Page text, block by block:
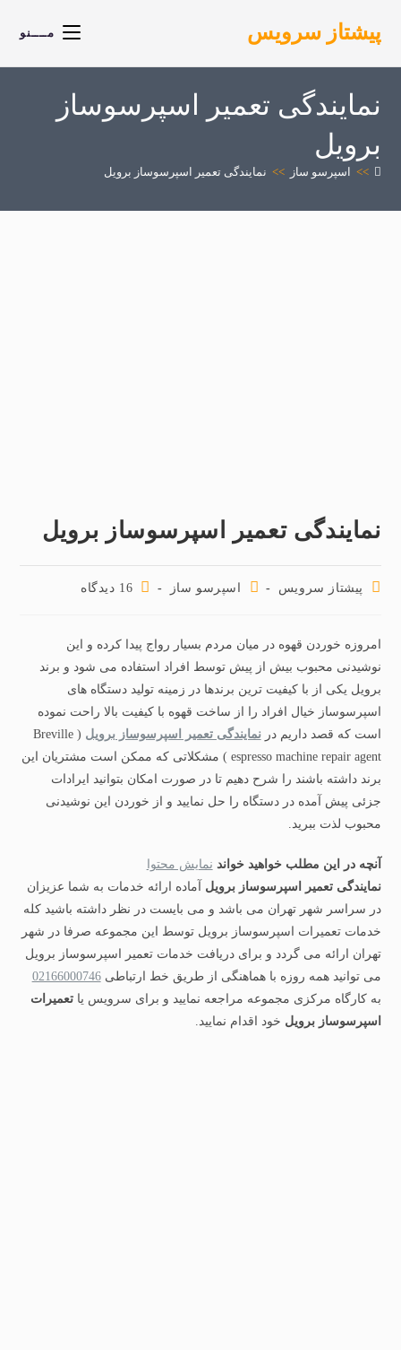
پیشتاز سرویس مــــنو
نمایندگی تعمیر اسپرسوساز
برویل
>> اسپرسو ساز >> نمایندگی تعمیر اسپرسوساز برویل
نمایندگی تعمیر اسپرسوساز برویل
پیشتاز سرویس اسپرسو ساز 16 دیدگاه‌
امروزه خوردن قهوه در میان مردم بسیار رواج پیدا کرده و این
نوشیدنی محبوب بیش از پیش توسط افراد استفاده می شود و برند
برویل یکی از با کیفیت ترین برندها در زمینه تولید دستگاه های
اسپرسوساز خیال افراد را از ساخت قهوه با کیفیت بالا راحت نموده
است که قصد داریم درنمایندگی تعمیر اسپرسوساز برویل
( Breville
espresso machine repair agent ) مشکلاتی که ممکن است مشتریان این
برند داشته باشند را شرح دهیم تا در صورت امکان بتوانید ایرادات
جزئی پیش آمده در دستگاه را حل نمایید و از خوردن این نوشیدنی
محبوب لذت ببرید.
آنچه در این مطلب خواهید خواند نمایش محتوا
نمایندگی تعمیر اسپرسوساز برویل آماده ارائه خدمات به شما عزیزان
در سراسر شهر تهران می باشد و می بایست در نظر داشته باشید کله
خدمات تعمیرات اسپرسوساز برویل توسط این مجموعه صرفا در شهر
تهران ارائه می گردد و برای دریافت خدمات تعمیر اسپرسوساز برویل
می توانید همه روزه با هماهنگی از طریق خط ارتباطی02166000746
به کارگاه مرکزی مجموعه مراجعه نمایید و برای سرویس یاتعمیرات
اسپرسوساز برویل خود اقدام نمایید.